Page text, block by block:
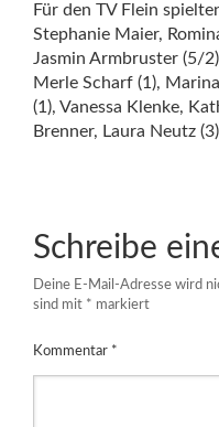
Für den TV Flein
Stephanie Maier,
Jasmin Armbruster (5/
Merle Scharf (1),
(1), Vanessa Klenke,
Brenner, Laura Neutz
Schreibe
Deine E-Mail-Adresse wird
sind mit * markiert
Kommentar *